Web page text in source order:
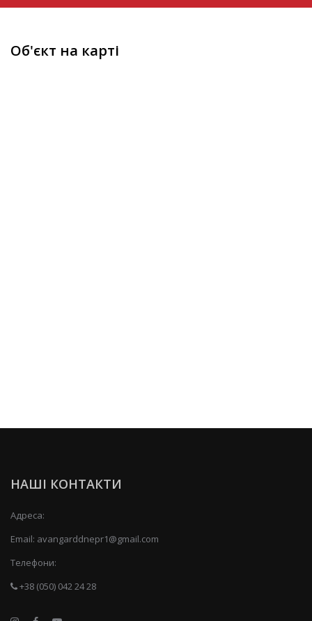
Об'єкт на карті
НАШІ КОНТАКТИ
Адреса:
Email: avangarddnepr1@gmail.com
Телефони:
+38 (050) 042 24 28